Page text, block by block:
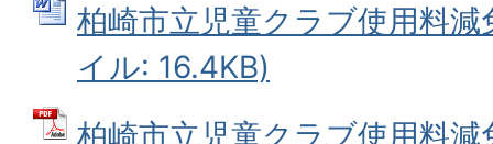
柏崎市立児童クラブ使用料
イル: 16.4KB)
柏崎市立児童クラブ使用料